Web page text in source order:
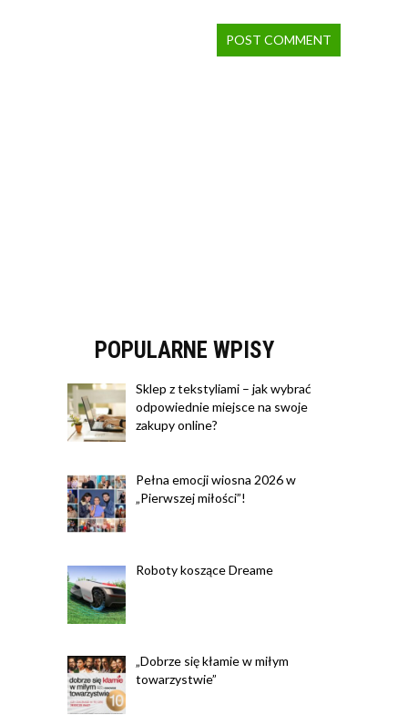
POPULARNE WPISY
Sklep z tekstyliami – jak wybrać
odpowiednie miejsce na swoje
zakupy online?
Pełna emocji wiosna 2026 w
„Pierwszej miłości”!
Roboty koszące Dreame
„Dobrze się kłamie w miłym
towarzystwie”